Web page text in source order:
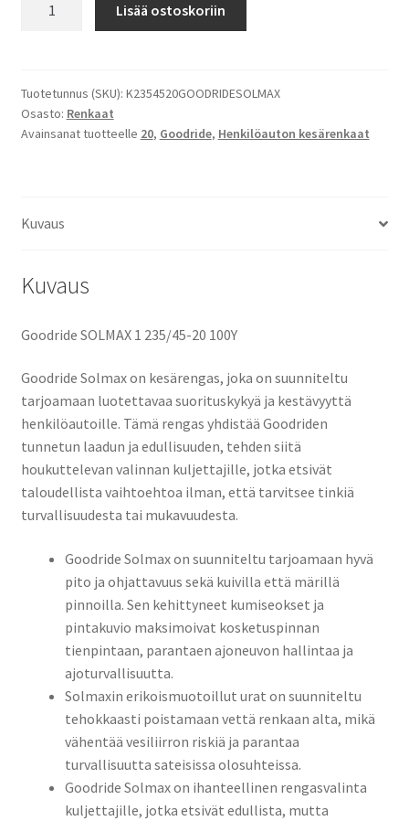
SOLMAX
1
määrä
Lisää ostoskoriin
Tuotetunnus (SKU): K2354520GOODRIDESOLMAX
Osasto: Renkaat
Avainsanat tuotteelle 20, Goodride, Henkilöauton kesärenkaat
Kuvaus
Kuvaus
Goodride SOLMAX 1 235/45-20 100Y
Goodride Solmax on kesärengas, joka on suunniteltu
tarjoamaan luotettavaa suorituskykyä ja kestävyyttä
henkilöautoille. Tämä rengas yhdistää Goodriden
tunnetun laadun ja edullisuuden, tehden siitä
houkuttelevan valinnan kuljettajille, jotka etsivät
taloudellista vaihtoehtoa ilman, että tarvitsee tinkiä
turvallisuudesta tai mukavuudesta.
Goodride Solmax on suunniteltu tarjoamaan hyvä
pito ja ohjattavuus sekä kuivilla että märillä
pinnoilla. Sen kehittyneet kumiseokset ja
pintakuvio maksimoivat kosketuspinnan
tienpintaan, parantaen ajoneuvon hallintaa ja
ajoturvallisuutta.
Solmaxin erikoismuotoillut urat on suunniteltu
tehokkaasti poistamaan vettä renkaan alta, mikä
vähentää vesiliirron riskiä ja parantaa
turvallisuutta sateisissa olosuhteissa.
Goodride Solmax on ihanteellinen rengasvalinta
kuljettajille, jotka etsivät edullista, mutta